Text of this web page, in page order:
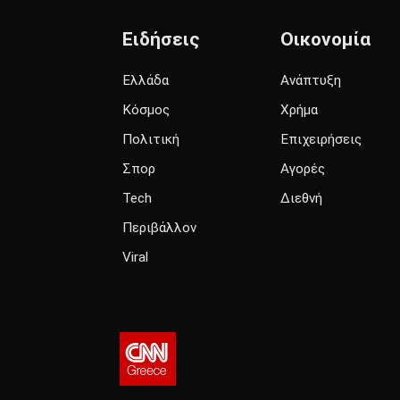
Ειδήσεις
Ελλάδα
Κόσμος
Πολιτική
Σπορ
Tech
Περιβάλλον
Viral
Οικονομία
Ανάπτυξη
Χρήμα
Επιχειρήσεις
Αγορές
Διεθνή